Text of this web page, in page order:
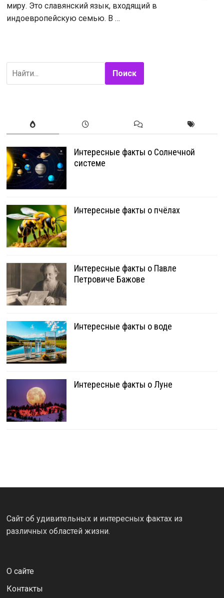
миру. Это славянский язык, входящий в
индоевропейскую семью. В …
Поиск
Интересные факты о Солнечной
системе
Интересные факты о пчёлах
Интересные факты о Павле
Петровиче Бажове
Интересные факты о воде
Интересные факты о Луне
Сайт об удивительных и интересных фактах из
различных областей жизни.
О сайте
Контакты